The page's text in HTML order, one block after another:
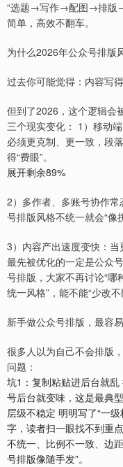
“选题→写作→配图→排版→
简单，高效不翻车。
为什么2026年公众号排版
过去你可能觉得：内容写
但到了2026，这个逻辑会
三个现实变化： 1）移动
必须更克制、更一致，段
得“费眼”。
展开剩余89%
2）多作者、多账号协作
号排版风格不统一就会“像
3）内容产出速度变快：当
最先被优化的一定是公众
号排版，大家不再讨论“
统一风格”，能不能“少改不
新手做公众号排版，最容
很多人以为自己不会排版
问题：
坑1：复制粘贴进后台就
号后台就变味，这是最典
层级不稳定 明明写了“一
字，读者扫一眼找不到重
不统一、比例不一致、边
号排版像随手发”。